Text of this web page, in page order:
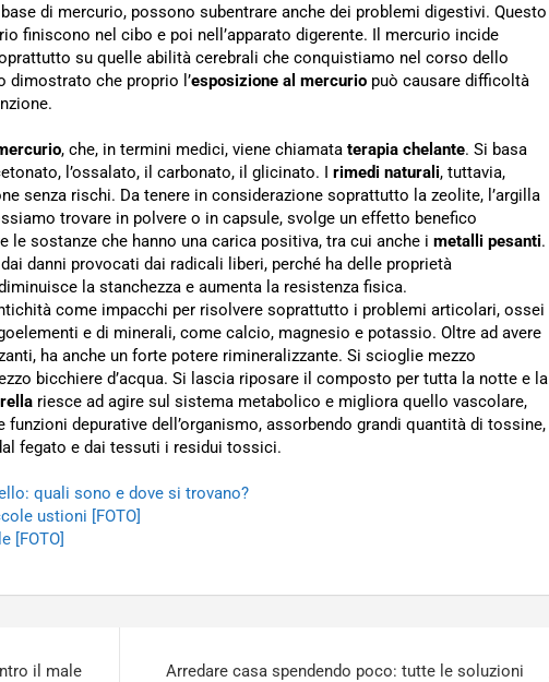
di mercurio, possono subentrare anche dei problemi digestivi. Questo
finiscono nel cibo e poi nell’apparato digerente. Il mercurio incide
su quelle abilità cerebrali che conquistiamo nel corso dello
dimostrato che proprio l’esposizione al mercurio può causare difficoltà
, che, in termini medici, viene chiamata terapia chelante. Si basa
l’ossalato, il carbonato, il glicinato. I rimedi naturali, tuttavia,
senza rischi. Da tenere in considerazione soprattutto la zeolite, l’argilla
trovare in polvere o in capsule, svolge un effetto benefico
le sostanze che hanno una carica positiva, tra cui anche i metalli pesanti.
danni provocati dai radicali liberi, perché ha delle proprietà
la stanchezza e aumenta la resistenza fisica.
come impacchi per risolvere soprattutto i problemi articolari, ossei
e di minerali, come calcio, magnesio e potassio. Oltre ad avere
ha anche un forte potere rimineralizzante. Si scioglie mezzo
bicchiere d’acqua. Si lascia riposare il composto per tutta la notte e la
riesce ad agire sul sistema metabolico e migliora quello vascolare,
depurative dell’organismo, assorbendo grandi quantità di tossine,
fegato e dai tessuti i residui tossici.
quali sono e dove si trovano?
ustioni [FOTO]
[FOTO]
il male Arredare casa spendendo poco: tutte le soluzioni